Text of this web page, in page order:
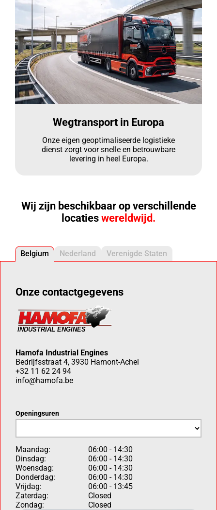
Wegtransport in Europa
Onze eigen geoptimaliseerde logistieke
dienst zorgt voor snelle en betrouwbare
levering in heel Europa.
Wij zijn beschikbaar op verschillende
locaties wereldwijd.
Belgium Nederland Verenigde Staten
Onze contactgegevens
Hamofa Industrial Engines
Bedrijfsstraat 4, 3930 Hamont-Achel
+32 11 62 24 94
info@hamofa.be
Openingsuren
Maandag:
06:00 - 14:30
Dinsdag:
06:00 - 14:30
Woensdag:
06:00 - 14:30
Donderdag:
06:00 - 14:30
Vrijdag:
06:00 - 13:45
Zaterdag:
Closed
Zondag:
Closed